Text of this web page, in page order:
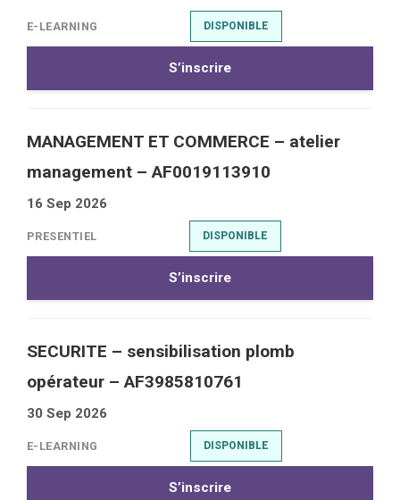
E-LEARNING DISPONIBLE
S’inscrire
MANAGEMENT ET COMMERCE – atelier
management – AF0019113910
16 Sep 2026
PRESENTIEL DISPONIBLE
S’inscrire
SECURITE – sensibilisation plomb
opérateur – AF3985810761
30 Sep 2026
E-LEARNING DISPONIBLE
S’inscrire